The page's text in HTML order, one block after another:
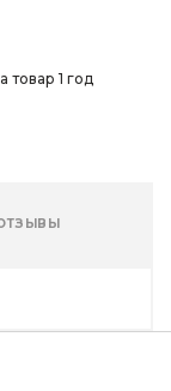
товар 1 год